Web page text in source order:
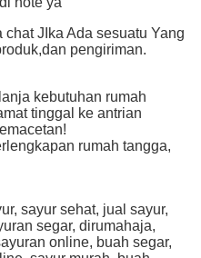
JIka Ada sesuatu Yang
pengiriman.
kebutuhan rumah
tinggal ke antrian
rumah tangga,
sayur sehat, jual sayur,
segar, dirumahaja,
online, buah segar,